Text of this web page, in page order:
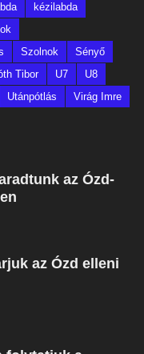
kézilabda
Szolnok
Sényő
Tibor U7
U8
Utánpótlás
Virág Imre
az Ózd-
az Ózd elleni